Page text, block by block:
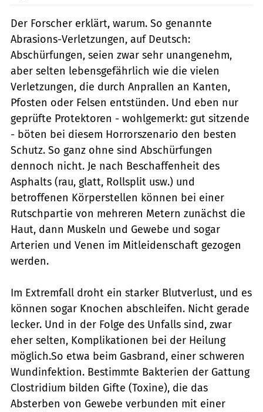
Der Forscher erklärt, warum. So genannte
Abrasions-Verletzungen, auf Deutsch:
Abschürfungen, seien zwar sehr unangenehm,
aber selten lebensgefährlich wie die vielen
Verletzungen, die durch Anprallen an Kanten,
Pfosten oder Felsen entstünden. Und eben nur
geprüfte Protektoren - wohlgemerkt: gut sitzende
- böten bei diesem Horrorszenario den besten
Schutz. So ganz ohne sind Abschürfungen
dennoch nicht. Je nach Beschaffenheit des
Asphalts (rau, glatt, Rollsplit usw.) und
betroffenen Körperstellen können bei einer
Rutschpartie von mehreren Metern zunächst die
Haut, dann Muskeln und Gewebe und sogar
Arterien und Venen im Mitleidenschaft gezogen
werden.
Im Extremfall droht ein starker Blutverlust, und es
können sogar Knochen abschleifen. Nicht gerade
lecker. Und in der Folge des Unfalls sind, zwar
eher selten, Komplikationen bei der Heilung
möglich.So etwa beim Gasbrand, einer schweren
Wundinfektion. Bestimmte Bakterien der Gattung
Clostridium bilden Gifte (Toxine), die das
Absterben von Gewebe verbunden mit einer